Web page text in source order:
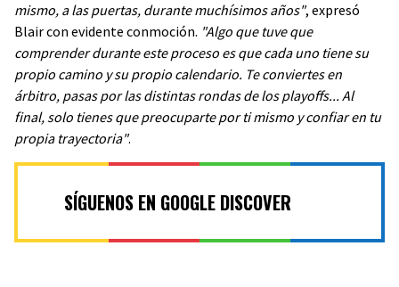
mismo, a las puertas, durante muchísimos años", expresó
Blair con evidente conmoción. "Algo que tuve que
comprender durante este proceso es que cada uno tiene su
propio camino y su propio calendario. Te conviertes en
árbitro, pasas por las distintas rondas de los playoffs... Al
final, solo tienes que preocuparte por ti mismo y confiar en tu
propia trayectoria".
SÍGUENOS EN GOOGLE DISCOVER